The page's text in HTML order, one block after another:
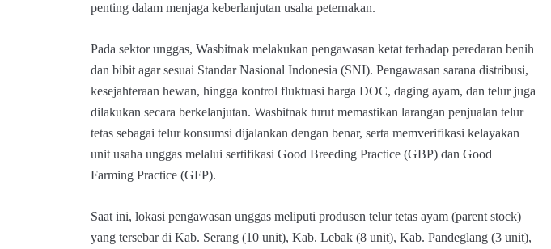
penting dalam menjaga keberlanjutan usaha peternakan.
Pada sektor unggas, Wasbitnak melakukan pengawasan ketat terhadap peredaran benih
dan bibit agar sesuai Standar Nasional Indonesia (SNI). Pengawasan sarana distribusi,
kesejahteraan hewan, hingga kontrol fluktuasi harga DOC, daging ayam, dan telur juga
dilakukan secara berkelanjutan. Wasbitnak turut memastikan larangan penjualan telur
tetas sebagai telur konsumsi dijalankan dengan benar, serta memverifikasi kelayakan
unit usaha unggas melalui sertifikasi Good Breeding Practice (GBP) dan Good
Farming Practice (GFP).
Saat ini, lokasi pengawasan unggas meliputi produsen telur tetas ayam (parent stock)
yang tersebar di Kab. Serang (10 unit), Kab. Lebak (8 unit), Kab. Pandeglang (3 unit),